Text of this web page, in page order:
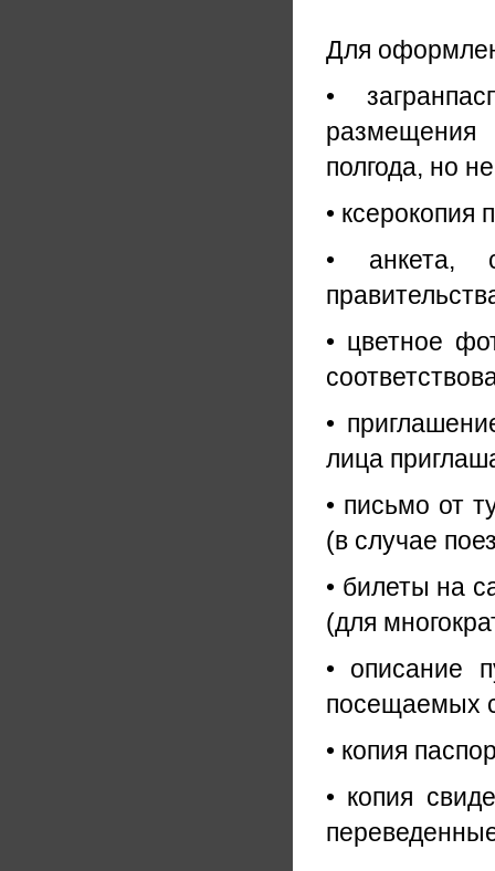
Для
•
полгода, но
• ксерокопия
• анкета,
• цветное
•
лица
• письмо от
(в случае
• билеты на
(для
• описание
посещаемых
• копия
• копия